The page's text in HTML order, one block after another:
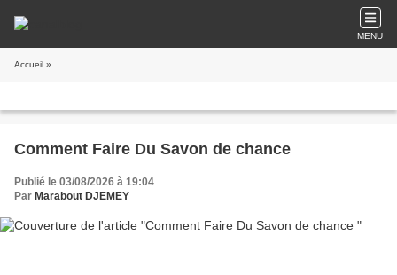
MENU
Accueil »
Comment Faire Du Savon de chance
Publié le 03/08/2026 à 19:04
Par Marabout DJEMEY